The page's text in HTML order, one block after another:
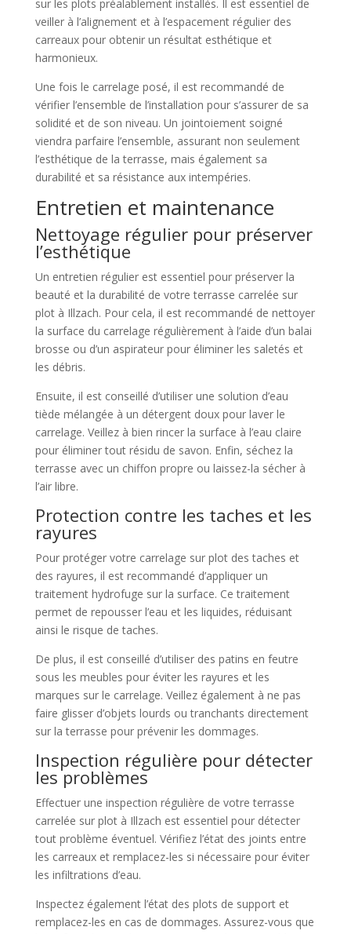
sur les plots préalablement installés. Il est essentiel de
veiller à l’alignement et à l’espacement régulier des
carreaux pour obtenir un résultat esthétique et
harmonieux.
Une fois le carrelage posé, il est recommandé de
vérifier l’ensemble de l’installation pour s’assurer de sa
solidité et de son niveau. Un jointoiement soigné
viendra parfaire l’ensemble, assurant non seulement
l’esthétique de la terrasse, mais également sa
durabilité et sa résistance aux intempéries.
Entretien et maintenance
Nettoyage régulier pour préserver
l’esthétique
Un entretien régulier est essentiel pour préserver la
beauté et la durabilité de votre terrasse carrelée sur
plot à Illzach. Pour cela, il est recommandé de nettoyer
la surface du carrelage régulièrement à l’aide d’un balai
brosse ou d’un aspirateur pour éliminer les saletés et
les débris.
Ensuite, il est conseillé d’utiliser une solution d’eau
tiède mélangée à un détergent doux pour laver le
carrelage. Veillez à bien rincer la surface à l’eau claire
pour éliminer tout résidu de savon. Enfin, séchez la
terrasse avec un chiffon propre ou laissez-la sécher à
l’air libre.
Protection contre les taches et les
rayures
Pour protéger votre carrelage sur plot des taches et
des rayures, il est recommandé d’appliquer un
traitement hydrofuge sur la surface. Ce traitement
permet de repousser l’eau et les liquides, réduisant
ainsi le risque de taches.
De plus, il est conseillé d’utiliser des patins en feutre
sous les meubles pour éviter les rayures et les
marques sur le carrelage. Veillez également à ne pas
faire glisser d’objets lourds ou tranchants directement
sur la terrasse pour prévenir les dommages.
Inspection régulière pour détecter
les problèmes
Effectuer une inspection régulière de votre terrasse
carrelée sur plot à Illzach est essentiel pour détecter
tout problème éventuel. Vérifiez l’état des joints entre
les carreaux et remplacez-les si nécessaire pour éviter
les infiltrations d’eau.
Inspectez également l’état des plots de support et
remplacez-les en cas de dommages. Assurez-vous que